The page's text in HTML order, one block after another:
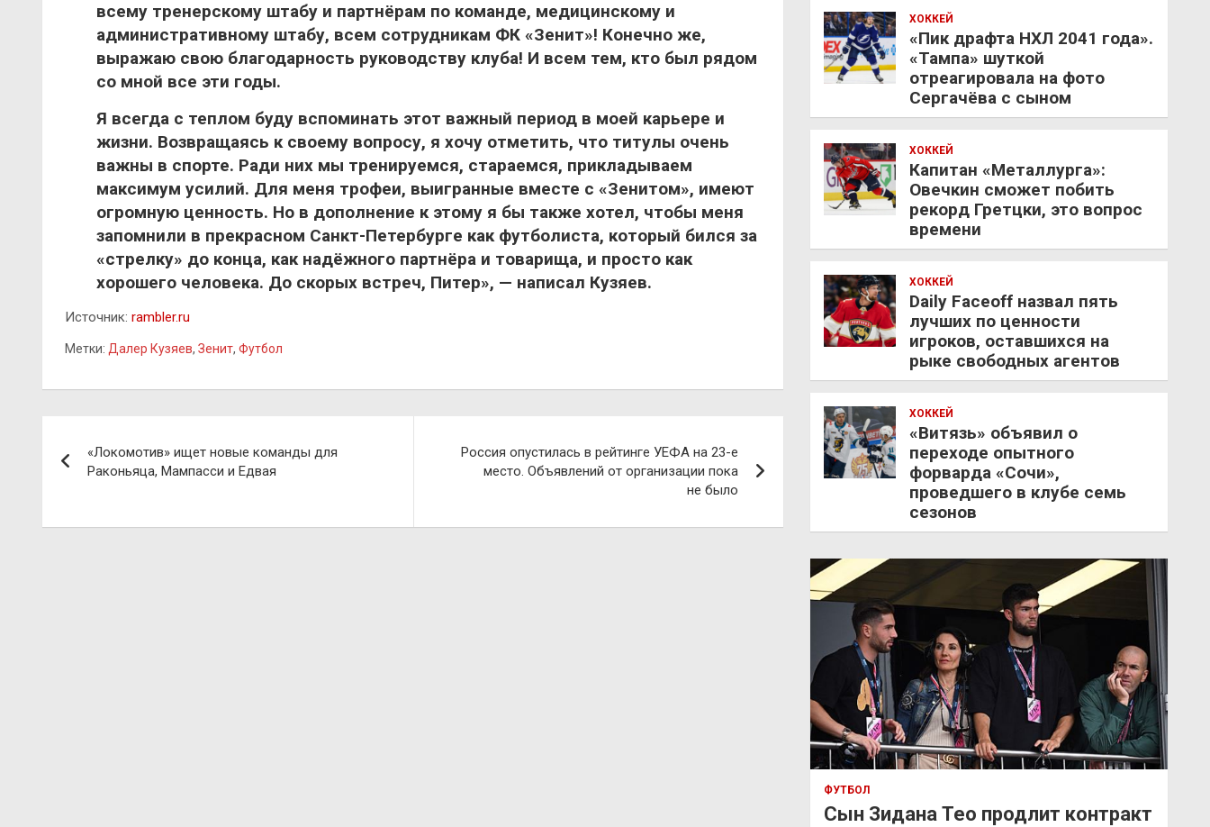
всему тренерскому штабу и партнёрам по команде, медицинскому и
административному штабу, всем сотрудникам ФК «Зенит»! Конечно же,
выражаю свою благодарность руководству клуба! И всем тем, кто был рядом
со мной все эти годы.
Я всегда с теплом буду вспоминать этот важный период в моей карьере и
жизни. Возвращаясь к своему вопросу, я хочу отметить, что титулы очень
важны в спорте. Ради них мы тренируемся, стараемся, прикладываем
максимум усилий. Для меня трофеи, выигранные вместе с «Зенитом», имеют
огромную ценность. Но в дополнение к этому я бы также хотел, чтобы меня
запомнили в прекрасном Санкт-Петербурге как футболиста, который бился за
«стрелку» до конца, как надёжного партнёра и товарища, и просто как
хорошего человека. До скорых встреч, Питер», — написал Кузяев.
Источник: rambler.ru
Метки: Далер Кузяев, Зенит, Футбол
по
«Локомотив» ищет новые команды для
Раконьяца, Мампасси и Едвая
Россия опустилась в рейтинге УЕФА на 23-е
место. Объявлений от организации пока
не было
ХОККЕЙ
«Пик драфта НХЛ 2041 года».
«Тампа» шуткой
отреагировала на фото
Сергачёва с сыном
ХОККЕЙ
Капитан «Металлурга»:
Овечкин сможет побить
рекорд Гретцки, это вопрос
времени
ХОККЕЙ
Daily Faceoff назвал пять
лучших по ценности
игроков, оставшихся на
рыке свободных агентов
ХОККЕЙ
«Витязь» объявил о
переходе опытного
форварда «Сочи»,
проведшего в клубе семь
сезонов
ФУТБОЛ
Сын Зидана Тео продлит контракт